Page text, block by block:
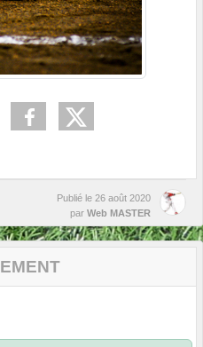
Publié le 26 août 2020
par Web MASTER